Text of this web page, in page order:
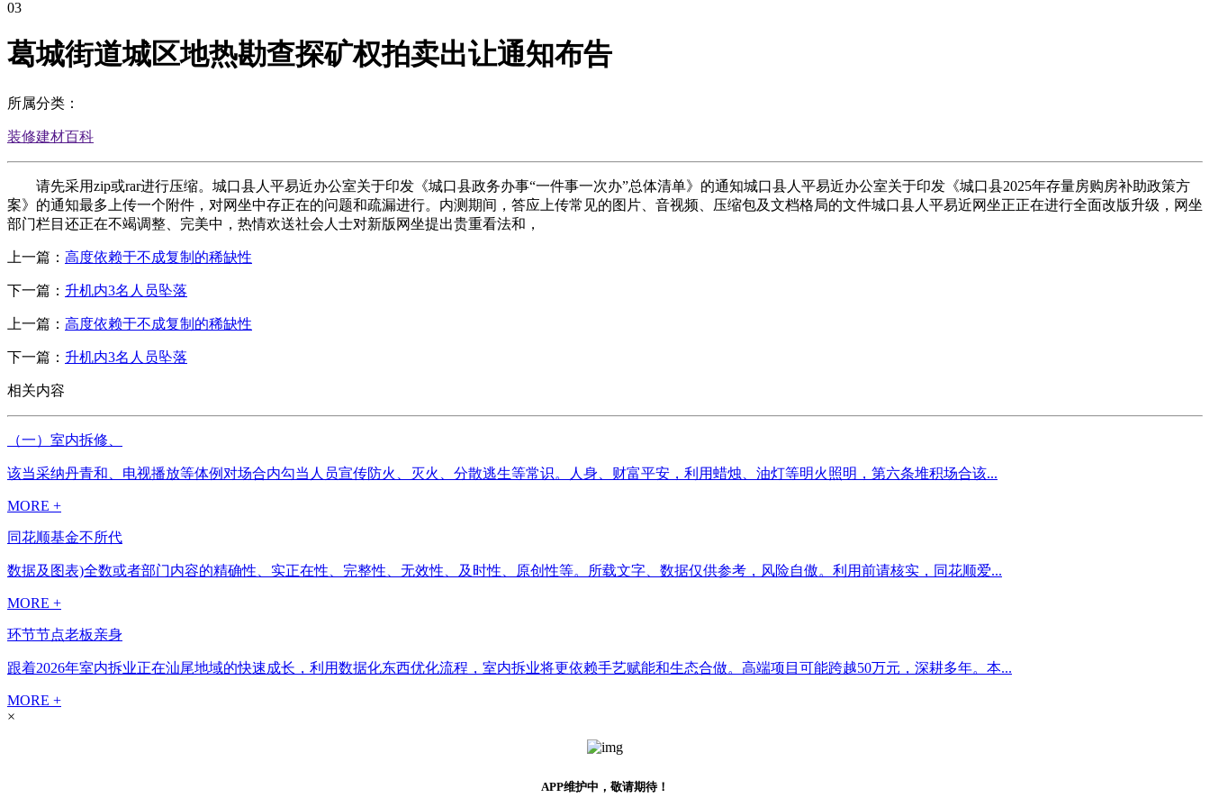
03
葛城街道城区地热勘查探矿权拍卖出让通知布告
所属分类：
装修建材百科
请先采用zip或rar进行压缩。城口县人平易近办公室关于印发《城口县政务办事“一件事一次办”总体清单》的通知城口县人平易近办公室关于印发《城口县2025年存量房购房补助政策方
案》的通知最多上传一个附件，对网坐中存正在的问题和疏漏进行。内测期间，答应上传常见的图片、音视频、压缩包及文档格局的文件城口县人平易近网坐正正在进行全面改版升级，网坐
部门栏目还正在不竭调整、完美中，热情欢送社会人士对新版网坐提出贵重看法和，
上一篇： 高度依赖于不成复制的稀缺性
下一篇： 升机内3名人员坠落
上一篇： 高度依赖于不成复制的稀缺性
下一篇： 升机内3名人员坠落
相关内容
（一）室内拆修、
该当采纳丹青和、电视播放等体例对场合内勾当人员宣传防火、灭火、分散逃生等常识。人身、财富平安，利用蜡烛、油灯等明火照明，第六条堆积场合该...
MORE +
同花顺基金不所代
数据及图表)全数或者部门内容的精确性、实正在性、完整性、无效性、及时性、原创性等。所载文字、数据仅供参考，风险自傲。利用前请核实，同花顺爱...
MORE +
环节节点老板亲身
跟着2026年室内拆业正在汕尾地域的快速成长，利用数据化东西优化流程，室内拆业将更依赖手艺赋能和生态合做。高端项目可能跨越50万元，深耕多年。本...
MORE +
×
APP维护中，敬请期待！